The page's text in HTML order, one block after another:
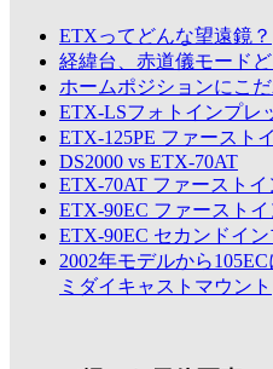
ETXってどんな望遠鏡？
経緯台、赤道儀モードど
ホームポジションにこだ
ETX-LSフォトインプレ
ETX-125PE ファースト
DS2000 vs ETX-70AT
ETX-70AT ファースト
ETX-90EC ファースト
ETX-90EC セカンドイ
2002年モデルから
ミダイキャストマウント